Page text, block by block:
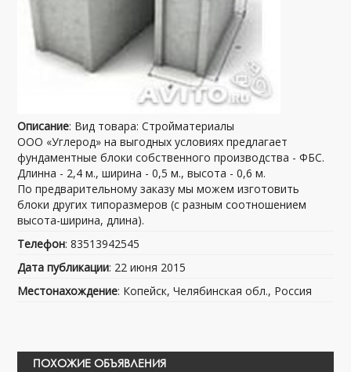
Описание: Вид товара: Стройматериалы
ООО «Углерод» на выгодных условиях предлагает
фундаментные блоки собственного производства - ФБС.
Длинна - 2,4 м., ширина - 0,5 м., высота - 0,6 м.
По предварительному заказу мы можем изготовить
блоки других типоразмеров (с разным соотношением
высота-ширина, длина).
Телефон: 83513942545
Дата публикации: 22 июня 2015
Местонахождение: Копейск, Челябинская обл., Россия
ПОХОЖИЕ ОБЪЯВЛЕНИЯ